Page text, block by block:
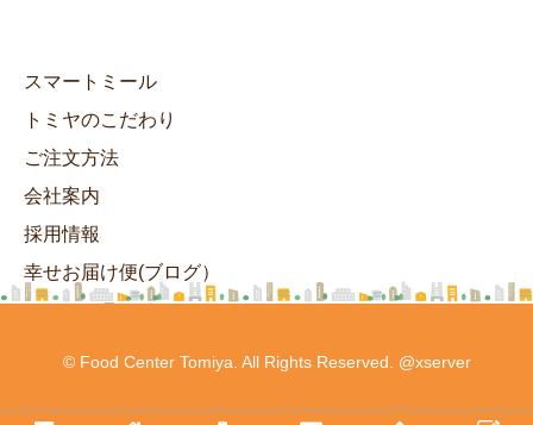
スマートミール
トミヤのこだわり
ご注文方法
会社案内
採用情報
幸せお届け便(ブログ）
ヘルシーランチ
© Food Center Tomiya. All Rights Reserved. @xserver